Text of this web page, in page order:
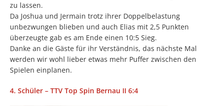
zu lassen.
Da Joshua und Jermain trotz ihrer Doppelbelastung
unbezwungen blieben und auch Elias mit 2,5 Punkten
überzeugte gab es am Ende einen 10:5 Sieg.
Danke an die Gäste für ihr Verständnis, das nächste Mal
werden wir wohl lieber etwas mehr Puffer zwischen den
Spielen einplanen.
4. Schüler – TTV Top Spin Bernau II 6:4